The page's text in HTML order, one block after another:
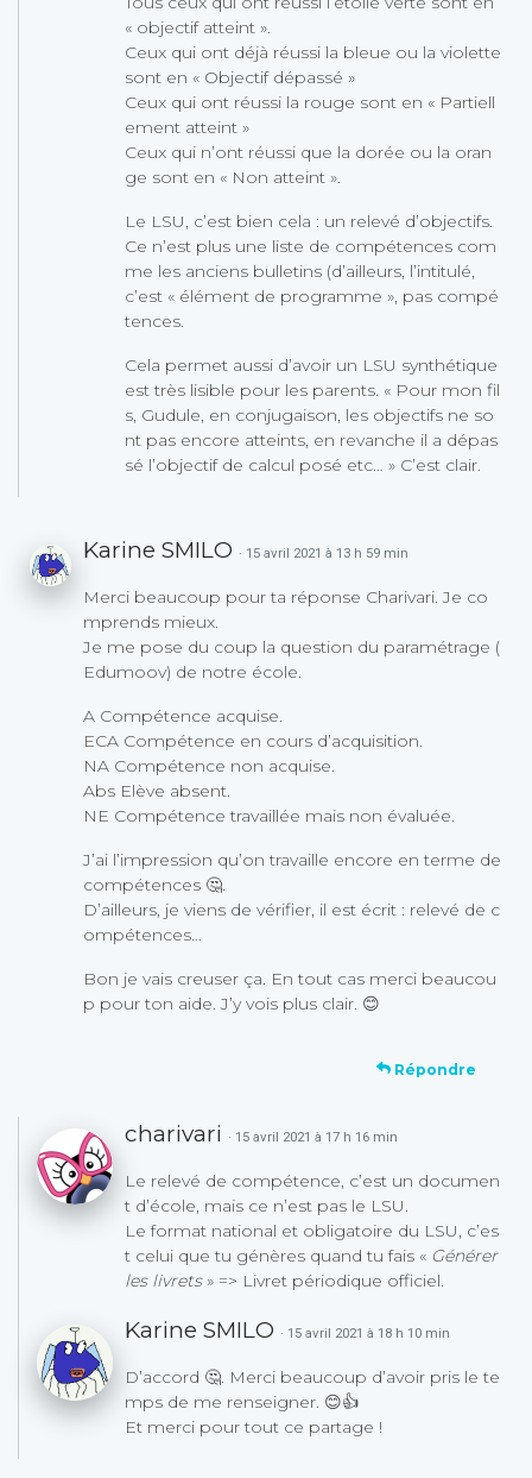
« objectif atteint ».
Ceux qui ont déjà réussi la bleue ou la violette
sont en « Objectif dépassé »
Ceux qui ont réussi la rouge sont en « Partiell
ement atteint »
Ceux qui n’ont réussi que la dorée ou la oran
ge sont en « Non atteint ».
Le LSU, c’est bien cela : un relevé d’objectifs.
Ce n’est plus une liste de compétences com
me les anciens bulletins (d’ailleurs, l’intitulé,
c’est « élément de programme », pas compé
tences.
Cela permet aussi d’avoir un LSU synthétique
est très lisible pour les parents. « Pour mon fil
s, Gudule, en conjugaison, les objectifs ne so
nt pas encore atteints, en revanche il a dépas
sé l’objectif de calcul posé etc… » C’est clair.
Karine SMILO · 15 avril 2021 à 13 h 59 min
Merci beaucoup pour ta réponse Charivari. Je co
mprends mieux.
Je me pose du coup la question du paramétrage (
Edumoov) de notre école.
A Compétence acquise.
ECA Compétence en cours d’acquisition.
NA Compétence non acquise.
Abs Elève absent.
NE Compétence travaillée mais non évaluée.
J’ai l’impression qu’on travaille encore en terme de
compétences 🤔.
D’ailleurs, je viens de vérifier, il est écrit : relevé de c
ompétences…
Bon je vais creuser ça. En tout cas merci beaucou
p pour ton aide. J’y vois plus clair. 😊
Répondre
charivari · 15 avril 2021 à 17 h 16 min
Le relevé de compétence, c’est un documen
t d’école, mais ce n’est pas le LSU.
Le format national et obligatoire du LSU, c’es
t celui que tu génères quand tu fais « Générer
les livrets» => Livret périodique officiel.
Karine SMILO · 15 avril 2021 à 18 h 10 min
D’accord 🤔. Merci beaucoup d’avoir pris le te
mps de me renseigner. 😊👍
Et merci pour tout ce partage !